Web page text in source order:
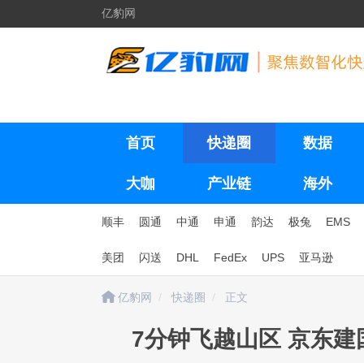
亿豹网
首页 快递圈 数据
大咖 产业链 海外
顺丰 圆通 中通 申通 韵达 极兔 EMS
美团 闪送 DHL FedEx UPS 亚马逊
亿豹网 快递圈 正文
7分钟飞越山区 京东